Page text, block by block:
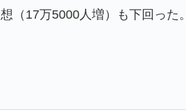
（17万5000人増）も下回った。